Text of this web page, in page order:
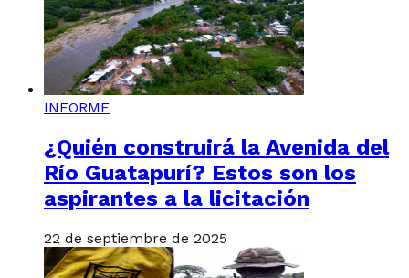
INFORME
¿Quién construirá la Avenida del
Río Guatapurí? Estos son los
aspirantes a la licitación
22 de septiembre de 2025